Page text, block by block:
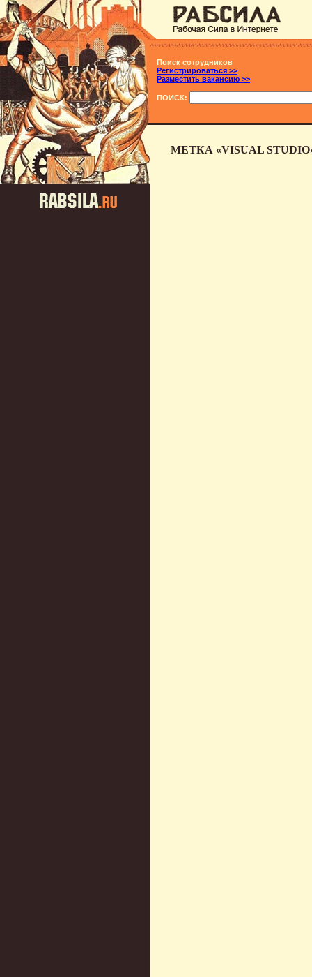
Поиск сотрудников
Регистрироваться >>
Разместить вакансию >>
ПОИСК:
МЕТКА «VISUAL